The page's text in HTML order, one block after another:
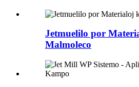
Jetmuelilo por
Malmoleco